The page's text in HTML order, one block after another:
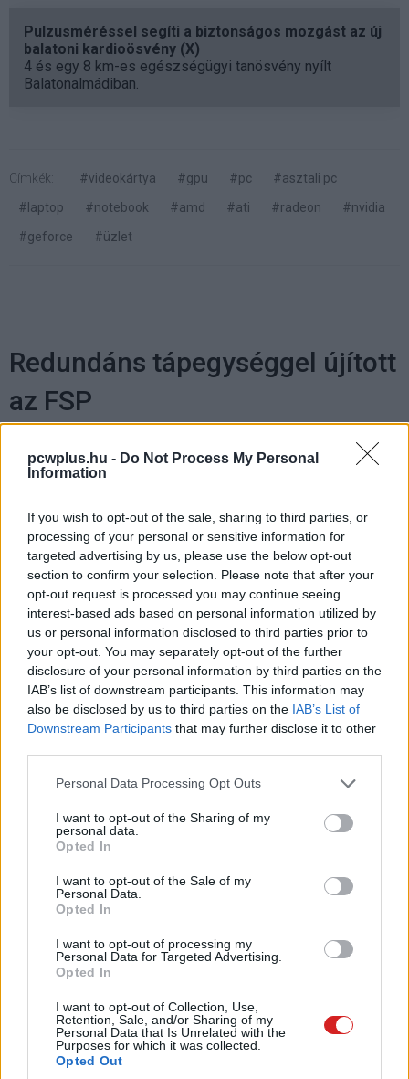
pcwplus.hu - Do Not Process My Personal
Information
If you wish to opt-out of the sale, sharing to third parties, or
processing of your personal or sensitive information for
targeted advertising by us, please use the below opt-out
section to confirm your selection. Please note that after your
opt-out request is processed you may continue seeing
interest-based ads based on personal information utilized by
us or personal information disclosed to third parties prior to
your opt-out. You may separately opt-out of the further
disclosure of your personal information by third parties on the
IAB’s list of downstream participants. This information may
also be disclosed by us to third parties on the IAB’s List of
Downstream Participants that may further disclose it to other
Please note that this website/app uses one or more Google
not limited to your visit or usage behaviour. You may click to
grant or deny consent to Google and its third-party tags to
use your data for below specified purposes in below Google
consent section.
Personal Data Processing Opt Outs
I want to opt-out of the Sharing of my
personal data.
Opted In
I want to opt-out of the Sale of my
Personal Data.
Opted In
I want to opt-out of processing my
Personal Data for Targeted Advertising.
Opted In
I want to opt-out of Collection, Use,
Retention, Sale, and/or Sharing of my
Personal Data that Is Unrelated with the
Purposes for which it was collected.
Opted Out
Pulzusméréssel segíti a biztonságos mozgást az új
balatoni kardioösvény (X)
4 és egy 8 km-es egészségügyi tanösvény nyílt
Balatonalmádiban.
Címkék: #videokártya #gpu #pc
#asztali pc
#laptop
#notebook #amd #ati #radeon
#nvidia
#geforce
#üzlet
Redundáns tápegységgel újított
az FSP
Kedvencekhez
500 és 700 wattos modellekkel újította meg az
FSP a Twins tápszériáját.
Az FSP egy 500 és egy 700 wattos tápegységgel
bővítette a Twins tápszériáját. Ezeknek a
különlegessége, hogy redundáns kialakításúak, és a
legtöbb ATX-es torony jellegű számítógépházba
beférnek.
A gyártó a fogyasztóknak szánja a modelleket, ideálisak
komolyabb költségek nélkül.
Twins széria
adapterekkel. Normál körülmények között megosztják a
terheket és maximalizálják a hatékonyságot, ha azonban
minden feladatot. A hibás modul így működés közben
lesz cserélhető, leállás nélkül.